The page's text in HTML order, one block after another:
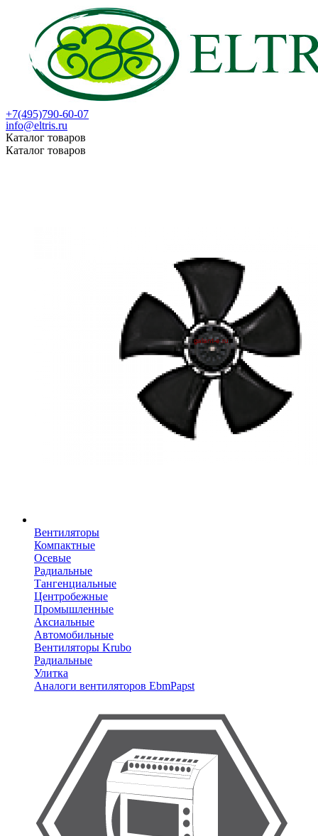
+7(495)790-60-07
info@eltris.ru
Каталог товаров
Каталог товаров
Вентиляторы
Компактные
Осевые
Радиальные
Тангенциальные
Центробежные
Промышленные
Аксиальные
Автомобильные
Вентиляторы Krubo
Радиальные
Улитка
Аналоги вентиляторов EbmPapst